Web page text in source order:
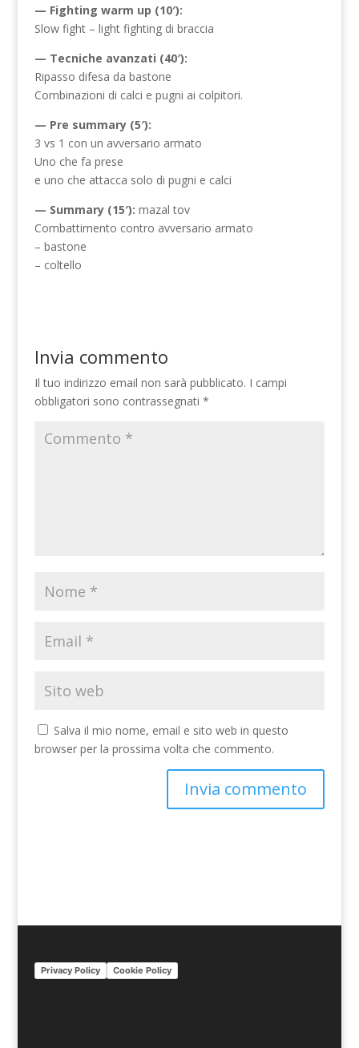
— Fighting warm up (10′):
Slow fight – light fighting di braccia
— Tecniche avanzati (40′):
Ripasso difesa da bastone
Combinazioni di calci e pugni ai colpitori.
— Pre summary (5′):
3 vs 1 con un avversario armato
Uno che fa prese
e uno che attacca solo di pugni e calci
— Summary (15′): mazal tov
Combattimento contro avversario armato
– bastone
– coltello
Invia commento
Il tuo indirizzo email non sarà pubblicato. I campi
obbligatori sono contrassegnati *
Salva il mio nome, email e sito web in questo
browser per la prossima volta che commento.
a
i
v
Privacy Policy Cookie Policy